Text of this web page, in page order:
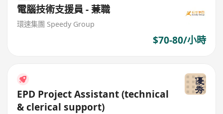
電腦技術支援員 - 蒹職
環速集團 Speedy Group
$70-80/小時
EPD Project Assistant (technical
& clerical support)